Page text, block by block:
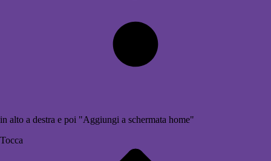
in alto a destra e poi "Aggiungi a schermata home"
Tocca